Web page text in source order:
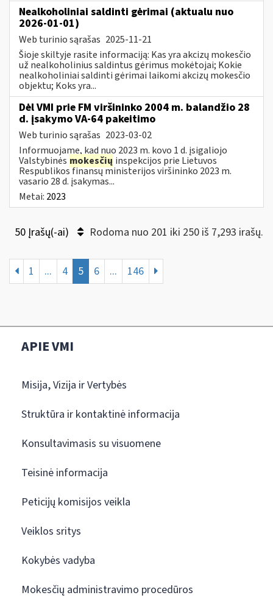
Nealkoholiniai saldinti gėrimai (aktualu nuo
2026-01-01)
Web turinio sąrašas 2025-11-21
Šioje skiltyje rasite informaciją: Kas yra akcizų mokesčio
už nealkoholinius saldintus gėrimus mokėtojai; Kokie
nealkoholiniai saldinti gėrimai laikomi akcizų mokesčio
objektu; Koks yra...
Dėl VMI prie FM viršininko 2004 m. balandžio 28
d. įsakymo VA-64 pakeitimo
Web turinio sąrašas 2023-03-02
Informuojame, kad nuo 2023 m. kovo 1 d. įsigaliojo
Valstybinės mokesčių inspekcijos prie Lietuvos
Respublikos finansų ministerijos viršininko 2023 m.
vasario 28 d. įsakymas...
Metai: 2023
50 Įrašų(-ai) Rodoma nuo 201 iki 250 iš 7,293 irašų.
1 ... 4 5 6 ... 146
APIE VMI
Misija, Vizija ir Vertybės
Struktūra ir kontaktinė informacija
Konsultavimasis su visuomene
Teisinė informacija
Peticijų komisijos veikla
Veiklos sritys
Kokybės vadyba
Mokesčių administravimo procedūros